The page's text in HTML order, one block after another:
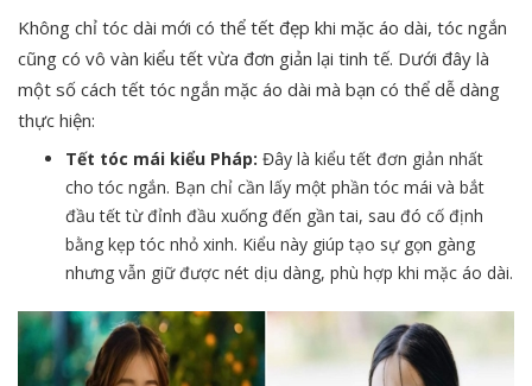
Không chỉ tóc dài mới có thể tết đẹp khi mặc áo dài, tóc ngắn
cũng có vô vàn kiểu tết vừa đơn giản lại tinh tế. Dưới đây là
một số cách tết tóc ngắn mặc áo dài mà bạn có thể dễ dàng
thực hiện:
Tết tóc mái kiểu Pháp: Đây là kiểu tết đơn giản nhất
cho tóc ngắn. Bạn chỉ cần lấy một phần tóc mái và bắt
đầu tết từ đỉnh đầu xuống đến gần tai, sau đó cố định
bằng kẹp tóc nhỏ xinh. Kiểu này giúp tạo sự gọn gàng
nhưng vẫn giữ được nét dịu dàng, phù hợp khi mặc áo dài.